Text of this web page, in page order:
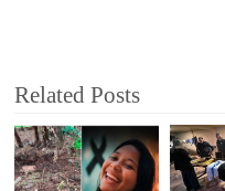
Related Posts